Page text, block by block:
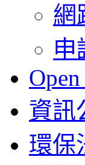
網
申
資訊
環保